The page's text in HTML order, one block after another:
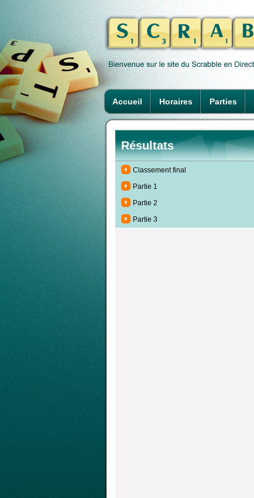
Accueil Horaires Parties
Résultats
Classement final
Partie 1
Partie 2
Partie 3